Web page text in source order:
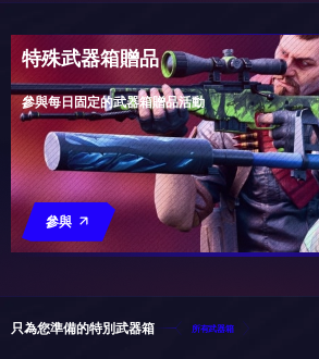
特殊武器箱贈品
參與每日固定的武器箱贈品活動
參與
只為您準備的特別武器箱 所有武器箱